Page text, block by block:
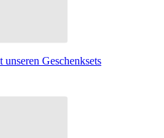
unseren Geschenksets